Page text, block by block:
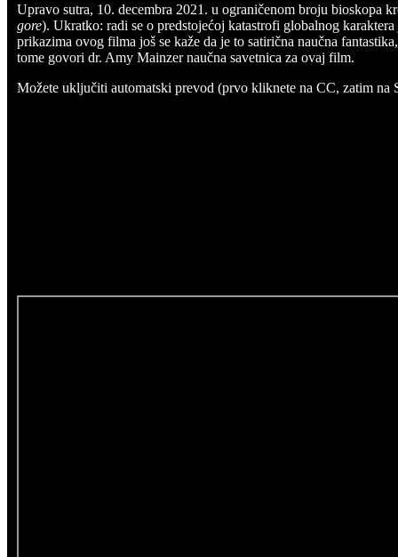
Upravo sutra, 10. decembra 2021. u ograničenom broju bioskopa
gore). Ukratko: radi se o predstojećoj katastrofi globalnog
prikazima ovog filma još se kaže da je to satirična naučna
tome govori dr. Amy Mainzer naučna savetnica za ovaj film.
Možete uključiti automatski prevod (prvo kliknete na CC, zatim na